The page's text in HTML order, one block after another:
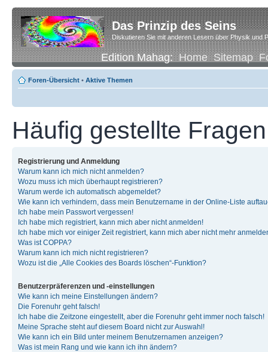
Das Prinzip des Seins
Diskutieren Sie mit anderen Lesern über Physik und
Edition Mahag:Home Sitemap
Foren-Übersicht • Aktive Themen
Häufig gestellte Fragen
Registrierung und Anmeldung
Warum kann ich mich nicht anmelden?
Wozu muss ich mich überhaupt registrieren?
Warum werde ich automatisch abgemeldet?
Wie kann ich verhindern, dass mein Benutzername in der Online-Liste
Ich habe mein Passwort vergessen!
Ich habe mich registriert, kann mich aber nicht anmelden!
Ich habe mich vor einiger Zeit registriert, kann mich aber nicht mehr
Was ist COPPA?
Warum kann ich mich nicht registrieren?
Wozu ist die „Alle Cookies des Boards löschen“-Funktion?
Benutzerpräferenzen und -einstellungen
Wie kann ich meine Einstellungen ändern?
Die Forenuhr geht falsch!
Ich habe die Zeitzone eingestellt, aber die Forenuhr geht immer noch falsch!
Meine Sprache steht auf diesem Board nicht zur Auswahl!
Wie kann ich ein Bild unter meinem Benutzernamen anzeigen?
Was ist mein Rang und wie kann ich ihn ändern?